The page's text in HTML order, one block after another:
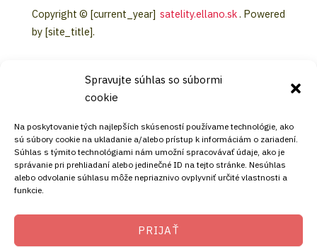
Spravujte súhlas so súbormi
cookie
Na poskytovanie tých najlepších skúseností používame technológie, ako
sú súbory cookie na ukladanie a/alebo prístup k informáciám o zariadení.
Súhlas s týmito technológiami nám umožní spracovávať údaje, ako je
správanie pri prehliadaní alebo jedinečné ID na tejto stránke. Nesúhlas
alebo odvolanie súhlasu môže nepriaznivo ovplyvniť určité vlastnosti a
funkcie.
PRIJAŤ
Copyright © [current_year] satelity.ellano.sk. Powered
by [site_title].
KONTAKT
Mobil:
+421911072878
+421908072878